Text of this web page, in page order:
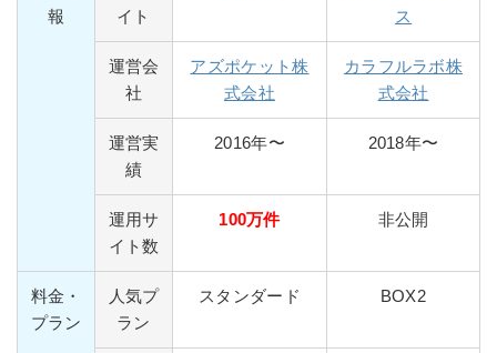
報
イト
ス
運営会
社
アズポケット株
式会社
カラフルラボ株
式会社
運営実
績
2016年〜 2018年〜
運用サ
イト数
100万件 非公開
料金・
プラン
人気プ
ラン
スタンダード BOX2